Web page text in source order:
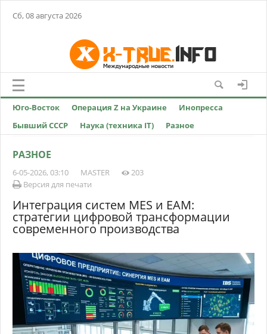
Сб, 08 августа 2026
Юго-Восток Операция Z на Украине
Инопресса
Бывший СССР
Наука (техника IT) Разное
РАЗНОЕ
6-05-2026, 03:10 MASTER
203
Версия для печати
Интеграция систем MES и EAM:
стратегии цифровой трансформации
современного производства